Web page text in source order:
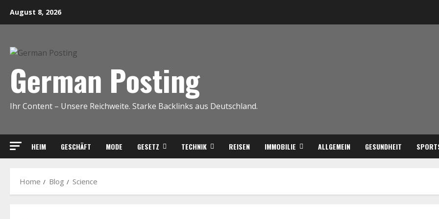
August 8, 2026
German Posting
Ihr Content – Unsere Reichweite. Starke Backlinks aus Deutschland.
HEIM GESCHÄFT MODE GESETZ TECHNIK REISEN IMMOBILIE ALLGEMEIN GESUNDHEIT
Home Blog Science